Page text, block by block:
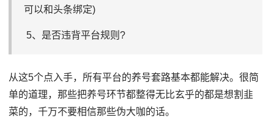
可以和头条绑定)
5、是否违背平台规则?
从这5个点⼊⼿，所有平台的养号套路基本都能解决。很简
单的道理，那些把养号环节都整得⽆⽐⽞乎的都是想割⾲
菜的，千万不要相信那些伪大咖的话。